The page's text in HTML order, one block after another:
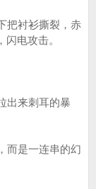
把衬衫撕裂，赤
电攻击。
出来刺耳的暴
而是一连串的幻